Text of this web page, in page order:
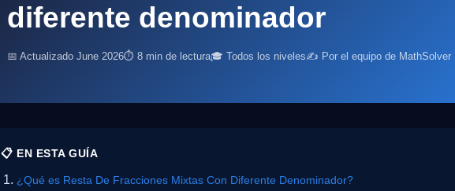
diferente denominador
📅 Actualizado June 2026⏱ 8 min de lectura🎓 Todos los niveles✍️ Por el equipo de MathSolver
📋 EN ESTA GUÍA
¿Qué es Resta De Fracciones Mixtas Con Diferente Denominador?